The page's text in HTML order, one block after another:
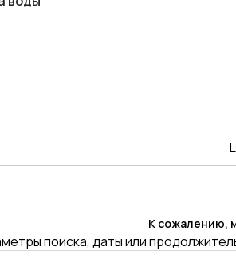
К сожалению,
поиска, даты или